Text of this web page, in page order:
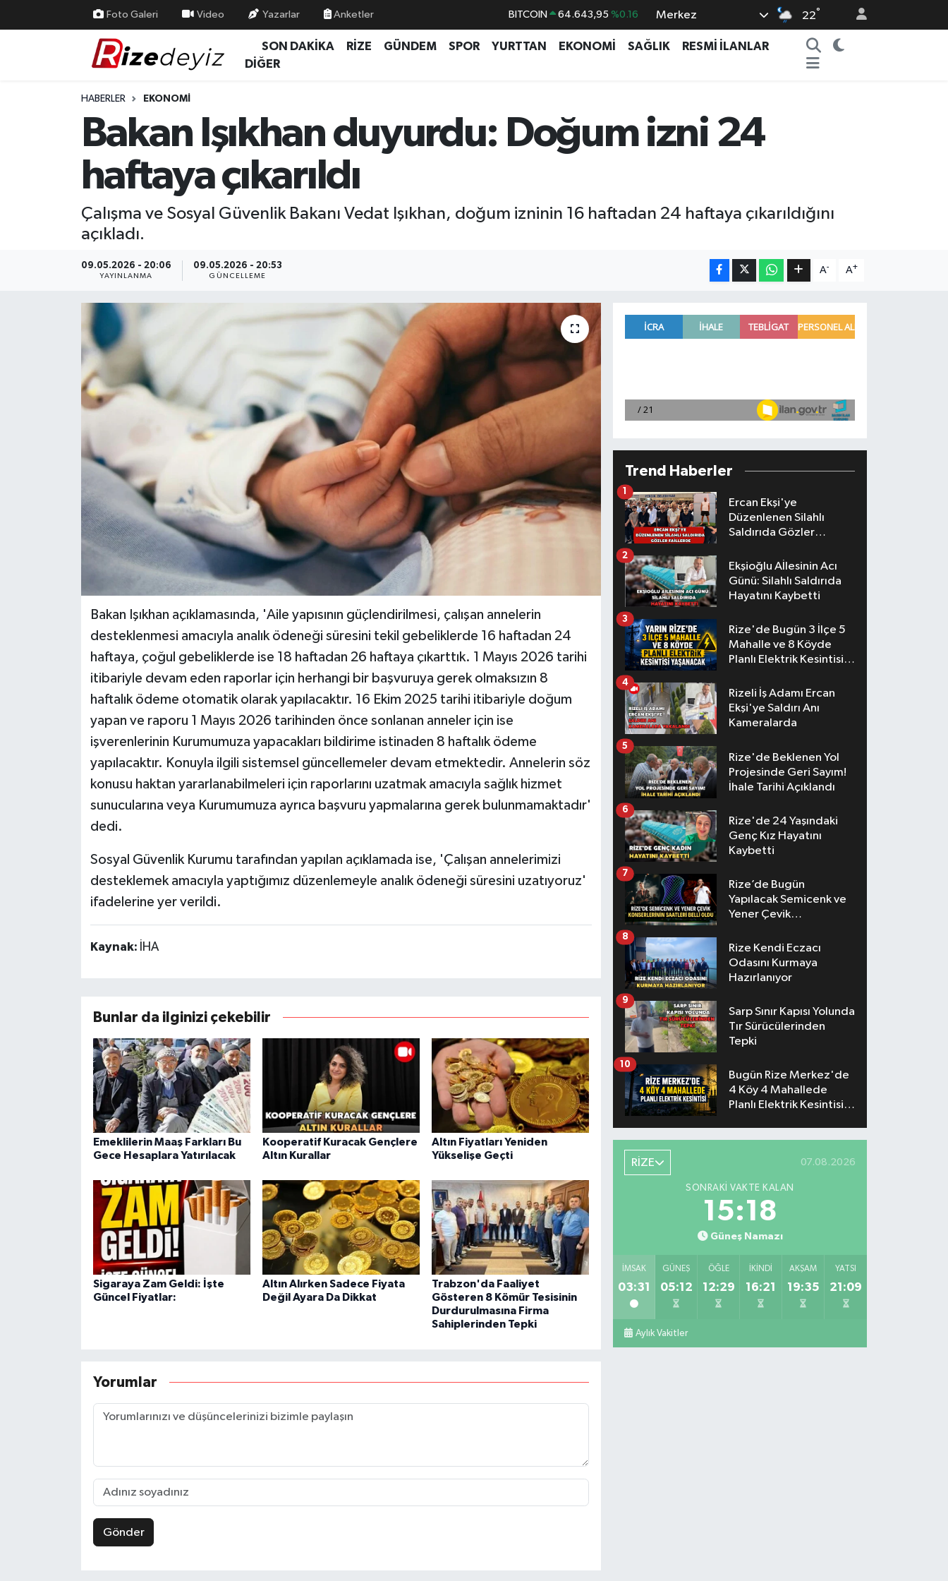
Foto Galeri Video Yazarlar Anketler BITCOIN 64.643,95 %0.16
DOLAR 47,6704 %0
GRAM ALTIN 6500.87
BİST100 13.799
Merkez 22°
SON DAKİKA RİZE GÜNDEM SPOR YURTTAN EKONOMİ SAĞLIK
RESMİ İLANLAR
DİĞER
HABERLER EKONOMI
Bakan Işıkhan duyurdu: Doğum izni 24
haftaya çıkarıldı
Çalışma ve Sosyal Güvenlik Bakanı Vedat Işıkhan, doğum izninin 16 haftadan 24 haftaya çıkarıldığını
açıkladı.
09.05.2026 - 20:06
YAYINLANMA
09.05.2026 - 20:53
GÜNCELLEME
A- A+
Bakan Işıkhan açıklamasında, 'Aile yapısının güçlendirilmesi, çalışan annelerin
desteklenmesi amacıyla analık ödeneği süresini tekil gebeliklerde 16 haftadan 24
haftaya, çoğul gebeliklerde ise 18 haftadan 26 haftaya çıkarttık. 1 Mayıs 2026 tarihi
itibariyle devam eden raporlar için herhangi bir başvuruya gerek olmaksızın 8
haftalık ödeme otomatik olarak yapılacaktır. 16 Ekim 2025 tarihi itibariyle doğum
yapan ve raporu 1 Mayıs 2026 tarihinden önce sonlanan anneler için ise
işverenlerinin Kurumumuza yapacakları bildirime istinaden 8 haftalık ödeme
yapılacaktır. Konuyla ilgili sistemsel güncellemeler devam etmektedir. Annelerin söz
konusu haktan yararlanabilmeleri için raporlarını uzatmak amacıyla sağlık hizmet
sunucularına veya Kurumumuza ayrıca başvuru yapmalarına gerek bulunmamaktadır'
dedi.
Sosyal Güvenlik Kurumu tarafından yapılan açıklamada ise, 'Çalışan annelerimizi
desteklemek amacıyla yaptığımız düzenlemeyle analık ödeneği süresini uzatıyoruz'
ifadelerine yer verildi.
Kaynak: İHA
Bunlar da ilginizi çekebilir
Emeklilerin Maaş Farkları Bu
Gece Hesaplara Yatırılacak
Kooperatif Kuracak Gençlere
Altın Kurallar
Altın Fiyatları Yeniden
Yükselişe Geçti
Sigaraya Zam Geldi: İşte
Güncel Fiyatlar:
Altın Alırken Sadece Fiyata
Değil Ayara Da Dikkat
Trabzon'da Faaliyet
Gösteren 8 Kömür Tesisinin
Durdurulmasına Firma
Sahiplerinden Tepki
Yorumlar
Gönder
Trend Haberler
Ercan Ekşi'ye
Düzenlenen Silahlı
Saldırıda Gözler
1
Ekşioğlu Aİlesinin Acı
Günü: Silahlı Saldırıda
Hayatını Kaybetti
2
Rize'de Bugün 3 İlçe 5
Mahalle ve 8 Köyde
Planlı Elektrik Kesintisi
3
Rizeli İş Adamı Ercan
Ekşi'ye Saldırı Anı
Kameralarda
4
Rize'de Beklenen Yol
Projesinde Geri Sayım!
İhale Tarihi Açıklandı
5
Rize'de 24 Yaşındaki
Genç Kız Hayatını
Kaybetti
6
Rize’de Bugün
Yapılacak Semicenk ve
Yener Çevik
Belli Oldu
7
Rize Kendi Eczacı
Odasını Kurmaya
Hazırlanıyor
8
Sarp Sınır Kapısı Yolunda
Tır Sürücülerinden
Tepki
9
Bugün Rize Merkez'de
4 Köy 4 Mahallede
Planlı Elektrik Kesintisi
10
RİZE 07.08.2026
SONRAKI VAKTE KALAN
15:17
Güneş Namazı
İMSAK
03:31
GÜNEŞ
05:12
ÖĞLE
12:29
İKINDI
16:21
AKŞAM
19:35
YATSI
21:09
Aylık Vakitler
Yurttan Haberler
Ekonomi
Rize Nöbetçi Eczaneler
Rize Trafik Yoğunluk Haritası
Süper Lig Puan Durumu ve Fikstür
Son Dakika Haberleri
Haber Arşivi